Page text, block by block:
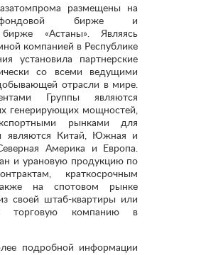
размещены на
фондовой бирже и
«Астаны». Являясь
компанией в Республике
установила партнерские
со всеми ведущими
отрасли в мире.
Группы являются
генерирующих мощностей,
рынками для
являются Китай, Южная и
Америка и Европа.
и урановую продукцию по
краткосрочным
на спотовом рынке
своей штаб-квартиры или
торговую компанию в
подробной информации